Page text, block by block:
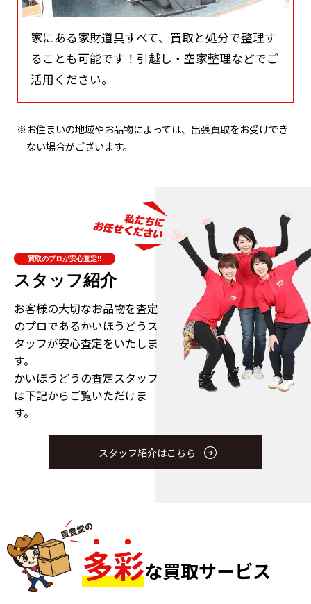
家にある家財道具すべて、買取と処分で整理す
ることも可能です！引越し・空家整理などでご
活用ください。
※お住まいの地域やお品物によっては、出張買取をお受けでき
ない場合がございます。
買取のプロが安心査定!!
スタッフ紹介
お客様の大切なお品物を査定
のプロであるかいほうどうス
タッフが安心査定をいたしま
す。
かいほうどうの査定スタッフ
は下記からご覧いただけま
す。
スタッフ紹介はこちら
多彩な買取サービス